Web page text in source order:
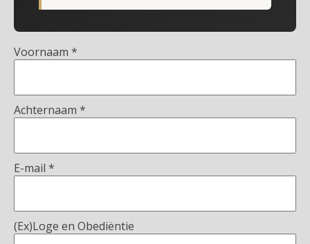
Voornaam *
Achternaam *
E-mail *
(Ex)Loge en Obediëntie